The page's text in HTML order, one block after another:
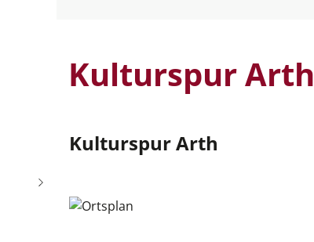
Kulturspur Arth
Kulturspur Arth